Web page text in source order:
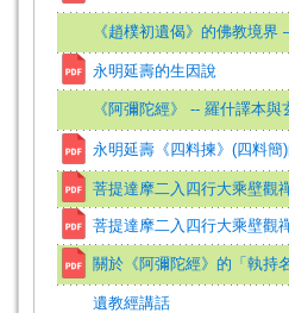
《趙樸初遺偈》的佛教境
永明延壽的生因說
《阿彌陀經》 -- 羅什譯本與
永明延壽《四料揀》(四料
菩提達摩二入四行大乘壁觀
菩提達摩二入四行大乘壁觀
關於《阿彌陀經》的「執持
遺教經講話